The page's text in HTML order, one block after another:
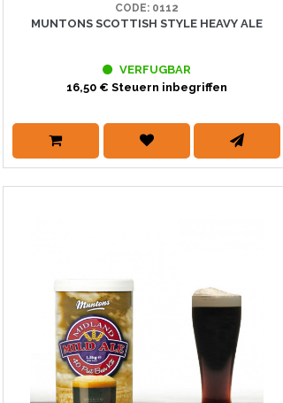
CODE: 0112
MUNTONS SCOTTISH STYLE HEAVY ALE
VERFUGBAR
16,50 € Steuern inbegriffen